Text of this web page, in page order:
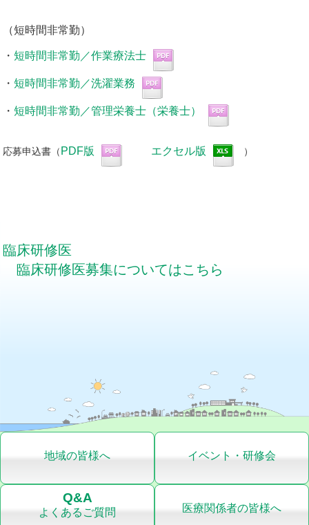
（短時間非常勤）
・短時間非常勤／作業療法士
・短時間非常勤／洗濯業務
・短時間非常勤／管理栄養士（栄養士）
応募申込書（ PDF版 エクセル版 ）
臨床研修医
臨床研修医募集についてはこちら
地域の皆様へ イベント・研修会
Q&A
よくあるご質問 医療関係者の皆様へ